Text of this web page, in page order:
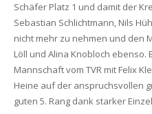
Schäfer Platz 1 und damit der
Sebastian Schlichtmann, Nils
nicht mehr zu nehmen und den
Löll und Alina Knobloch ebenso.
Mannschaft vom TVR mit Felix
Heine auf der anspruchsvollen
guten 5. Rang dank starker